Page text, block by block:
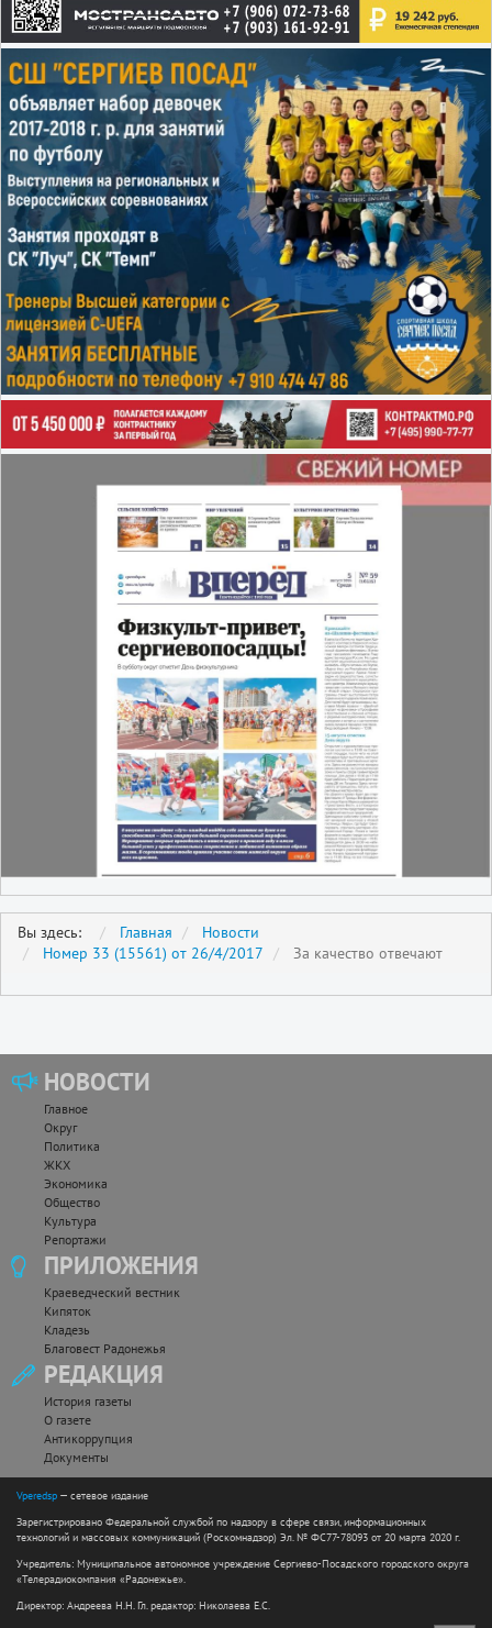
Вы здесь: Главная
Новости
Номер 33 (15561) от 26/4/2017
За качество отвечают
НОВОСТИ
Главное
Округ
Политика
ЖКХ
Экономика
Общество
Культура
Репортажи
ПРИЛОЖЕНИЯ
Краеведческий вестник
Кипяток
Кладезь
Благовест Радонежья
РЕДАКЦИЯ
История газеты
О газете
Антикоррупция
Документы
Vperedsp — сетевое издание
Зарегистрировано Федеральной службой по надзору в сфере связи, информационных
технологий и массовых коммуникаций (Роскомнадзор) Эл. № ФС77-78093 от 20 марта 2020 г.
Учредитель: Муниципальное автономное учреждение Сергиево-Посадского городского округа
«Телерадиокомпания «Радонежье».
Директор: Андреева Н.Н. Гл. редактор: Николаева Е.С.